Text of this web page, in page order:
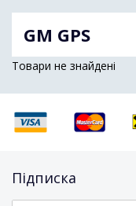
GM GPS
Товари не знайдені
Підписка